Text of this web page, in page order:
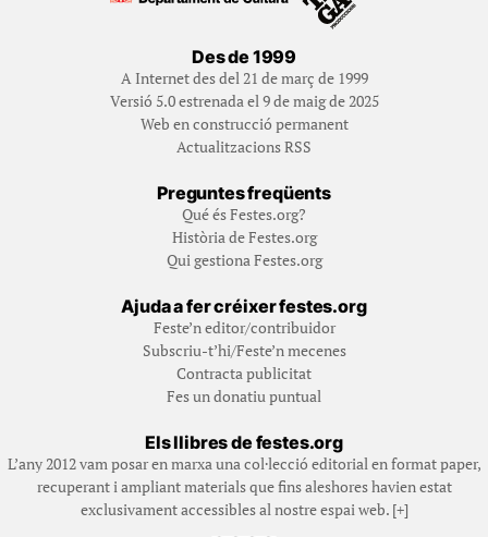
Des de 1999
A Internet des del 21 de març de 1999
Versió 5.0 estrenada el 9 de maig de 2025
Web en construcció permanent
Actualitzacions RSS
Preguntes freqüents
Qué és Festes.org?
Història de Festes.org
Qui gestiona Festes.org
Ajuda a fer créixer festes.org
Feste’n editor/contribuidor
Subscriu-t’hi/Feste’n mecenes
Contracta publicitat
Fes un donatiu puntual
Els llibres de festes.org
L’any 2012 vam posar en marxa una col·lecció editorial en format paper,
recuperant i ampliant materials que fins aleshores havien estat
exclusivament accessibles al nostre espai web. [+]